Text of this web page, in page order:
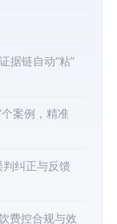
据链自动“粘”
案例，精准
纠正与反馈
费控合规与效